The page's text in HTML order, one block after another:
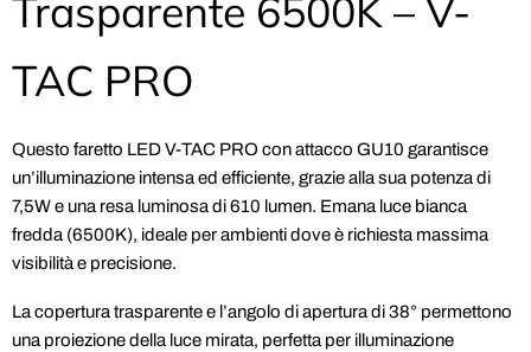
Trasparente 6500K – V-
TAC PRO
Questo faretto LED V-TAC PRO con attacco GU10 garantisce
un’illuminazione intensa ed efficiente, grazie alla sua potenza di
7,5W e una resa luminosa di 610 lumen. Emana luce bianca
fredda (6500K), ideale per ambienti dove è richiesta massima
visibilità e precisione.
La copertura trasparente e l’angolo di apertura di 38° permettono
una proiezione della luce mirata, perfetta per illuminazione